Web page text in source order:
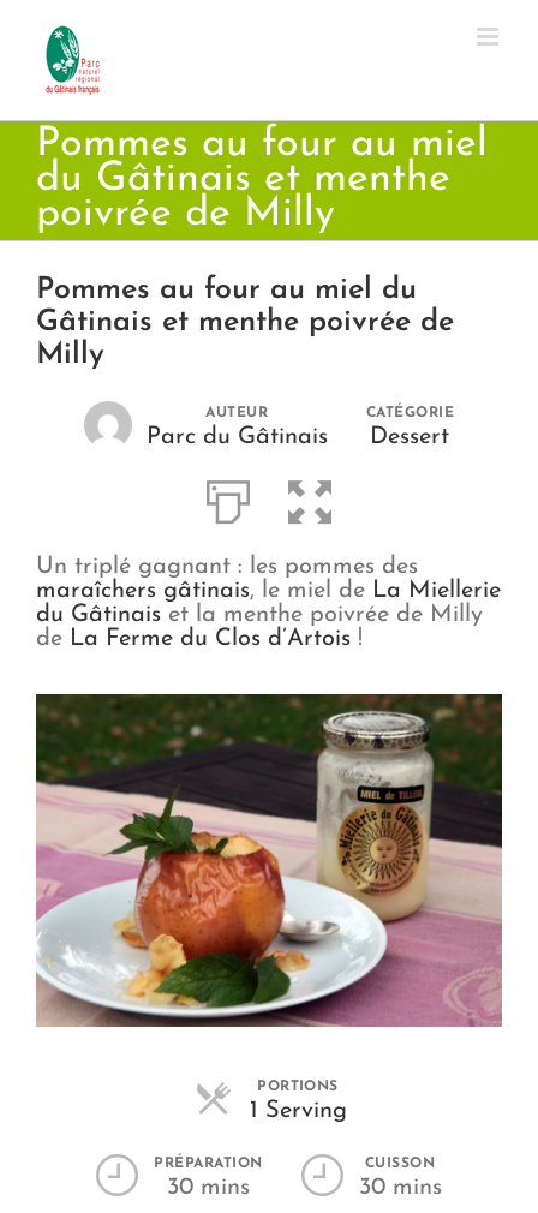
contenu
Pommes au four au miel
du Gâtinais et menthe
poivrée de Milly
Pommes au four au miel du
Gâtinais et menthe poivrée de
Milly
AUTEUR
Parc du Gâtinais
CATÉGORIE
Dessert
Un triplé gagnant : les pommes des
maraîchers gâtinais, le miel de La Miellerie
du Gâtinais et la menthe poivrée de Milly
de La Ferme du Clos d’Artois !
PORTIONS
1 ServingParts
PRÉPARATION
30 mins
CUISSON
30 mins